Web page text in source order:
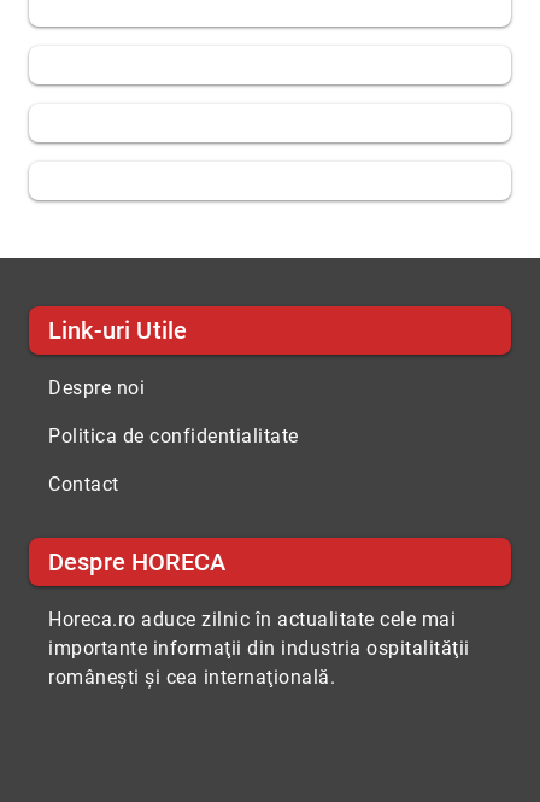
Link-uri Utile
Despre noi
Politica de confidentialitate
Contact
Despre HORECA
Horeca.ro aduce zilnic în actualitate cele mai
importante informaţii din industria ospitalităţii
româneşti şi cea internaţională.